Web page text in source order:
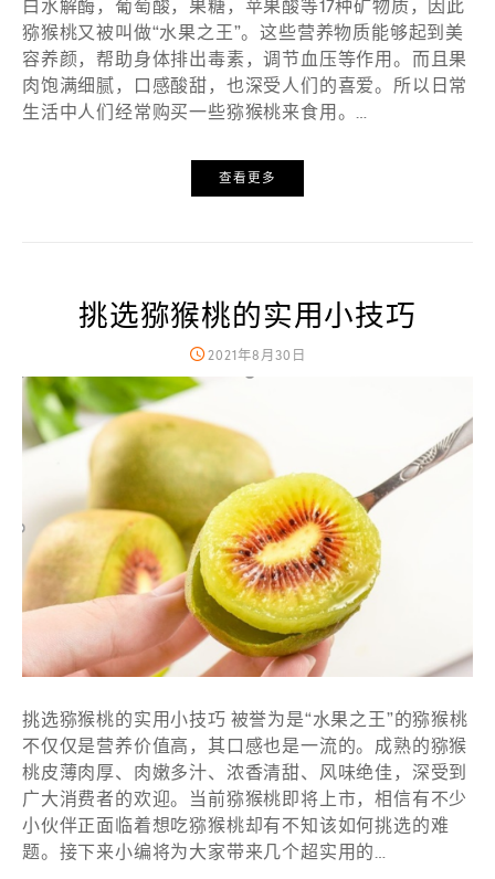
白水解酶，葡萄酸，果糖，苹果酸等17种矿物质，因此
猕猴桃又被叫做“水果之王”。这些营养物质能够起到美
容养颜，帮助身体排出毒素，调节血压等作用。而且果
肉饱满细腻，口感酸甜，也深受人们的喜爱。所以日常
生活中人们经常购买一些猕猴桃来食用。…
查看更多
挑选猕猴桃的实用小技巧
2021年8月30日
挑选猕猴桃的实用小技巧 被誉为是“水果之王”的猕猴桃
不仅仅是营养价值高，其口感也是一流的。成熟的猕猴
桃皮薄肉厚、肉嫩多汁、浓香清甜、风味绝佳，深受到
广大消费者的欢迎。当前猕猴桃即将上市，相信有不少
小伙伴正面临着想吃猕猴桃却有不知该如何挑选的难
题。接下来小编将为大家带来几个超实用的…